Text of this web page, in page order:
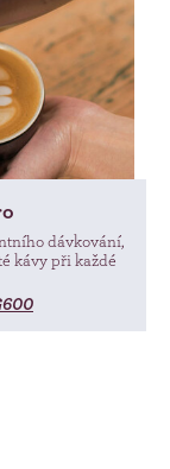
dávkování,
kávy při každé